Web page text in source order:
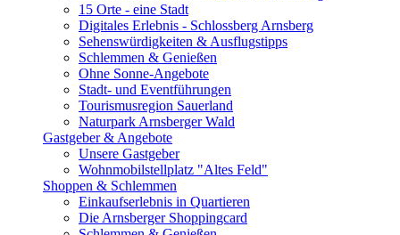
15 Orte - eine Stadt
Digitales Erlebnis - Schlossberg Arnsberg
Sehenswürdigkeiten & Ausflugstipps
Schlemmen & Genießen
Ohne Sonne-Angebote
Stadt- und Eventführungen
Tourismusregion Sauerland
Naturpark Arnsberger Wald
Gastgeber & Angebote
Unsere Gastgeber
Wohnmobilstellplatz "Altes Feld"
Shoppen & Schlemmen
Einkaufserlebnis in Quartieren
Die Arnsberger Shoppingcard